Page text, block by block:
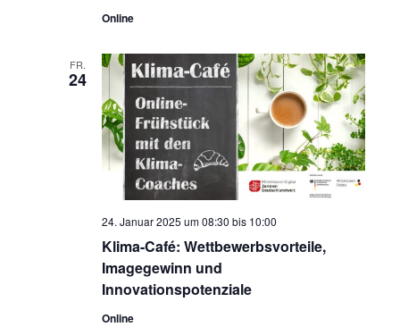
Online
FR.
24
Klima-Café: Wettbewerbsvorteile,
Imagegewinn und
Innovationspotenziale
24. Januar 2025 um 08:30 bis 10:00
Online